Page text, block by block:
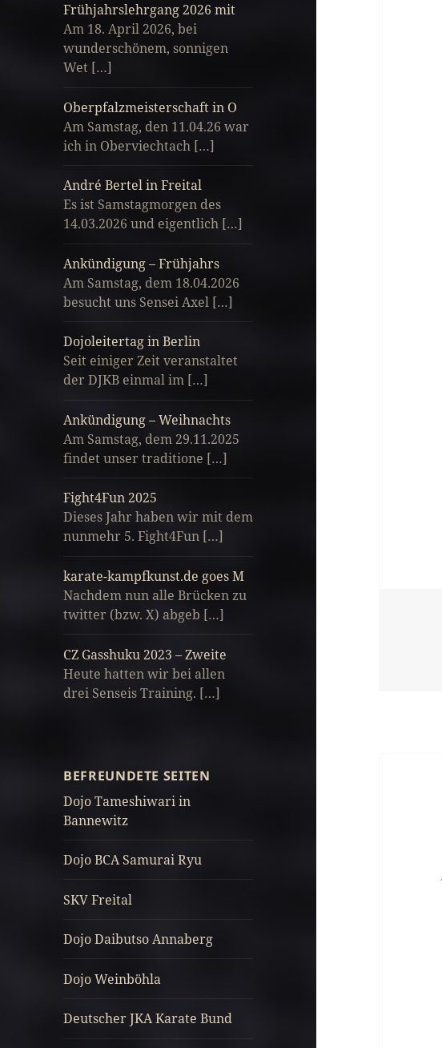
Frühjahrslehrgang 2026 mit
Am 18. April 2026, bei
wunderschönem, sonnigen
Wet […]
Oberpfalzmeisterschaft in O
Am Samstag, den 11.04.26 war
ich in Oberviechtach […]
André Bertel in Freital
Es ist Samstagmorgen des
14.03.2026 und eigentlich […]
Ankündigung – Frühjahrs
Am Samstag, dem 18.04.2026
besucht uns Sensei Axel […]
Dojoleitertag in Berlin
Seit einiger Zeit veranstaltet
der DJKB einmal im […]
Ankündigung – Weihnachts
Am Samstag, dem 29.11.2025
findet unser traditione […]
Fight4Fun 2025
Dieses Jahr haben wir mit dem
nunmehr 5. Fight4Fun […]
karate-kampfkunst.de goes M
Nachdem nun alle Brücken zu
twitter (bzw. X) abgeb […]
CZ Gasshuku 2023 – Zweite
Heute hatten wir bei allen
drei Senseis Training. […]
BEFREUNDETE SEITEN
Dojo Tameshiwari in
Bannewitz
Dojo BCA Samurai Ryu
SKV Freital
Dojo Daibutso Annaberg
Dojo Weinböhla
Deutscher JKA Karate Bund